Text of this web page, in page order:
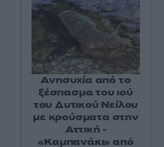
Ανησυχία από το
ξέσπασμα του ιού
του Δυτικού Νείλου
με κρούσματα στην
Αττική -
«Καμπανάκι» από